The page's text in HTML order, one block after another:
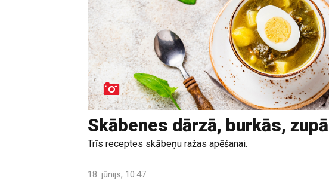
Skābenes dārzā, burkās, zupā
Trīs receptes skābeņu ražas apēšanai.
18. jūnijs, 10:47